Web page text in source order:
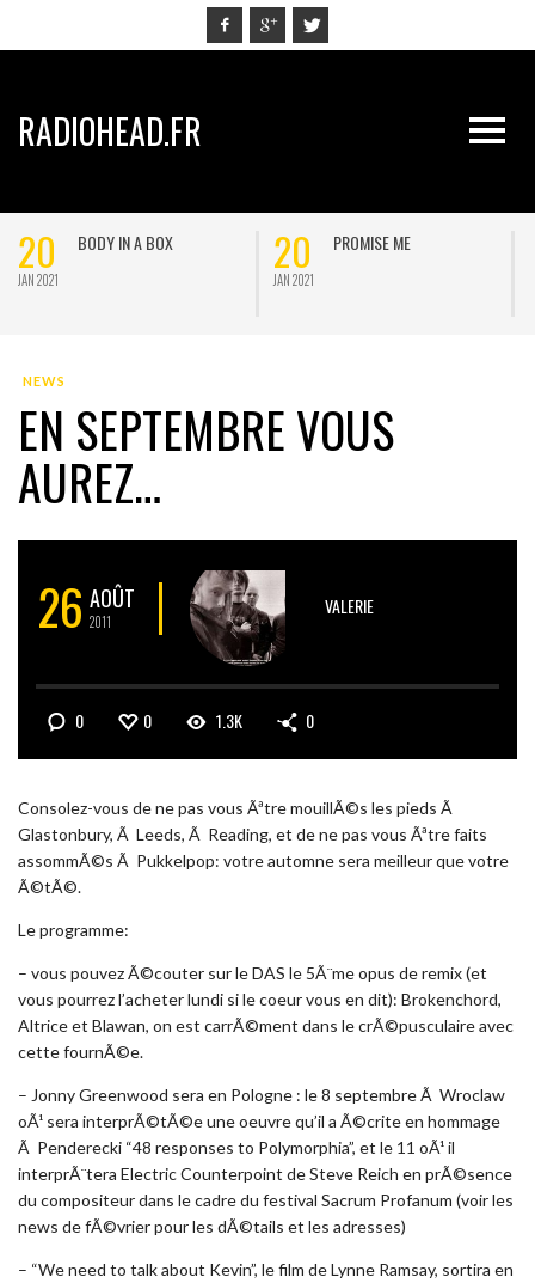
RADIOHEAD.FR
20
JAN 2021
BODY IN A BOX 20
JAN 2021
PROMISE ME
NEWS
EN SEPTEMBRE VOUS
AUREZ…
26 AOÛT
2011
VALERIE
0 0 1.3K 0
Consolez-vous de ne pas vous Ãªtre mouillÃ©s les pieds Ã
Glastonbury, Ã Leeds, Ã Reading, et de ne pas vous Ãªtre faits
assommÃ©s Ã Pukkelpop: votre automne sera meilleur que votre
Ã©tÃ©.
Le programme:
– vous pouvez Ã©couter sur le DAS le 5Ã¨me opus de remix (et
vous pourrez l’acheter lundi si le coeur vous en dit): Brokenchord,
Altrice et Blawan, on est carrÃ©ment dans le crÃ©pusculaire avec
cette fournÃ©e.
– Jonny Greenwood sera en Pologne : le 8 septembre Ã Wroclaw
oÃ¹ sera interprÃ©tÃ©e une oeuvre qu’il a Ã©crite en hommage
Ã Penderecki “48 responses to Polymorphia”, et le 11 oÃ¹ il
interprÃ¨tera Electric Counterpoint de Steve Reich en prÃ©sence
du compositeur dans le cadre du festival Sacrum Profanum (voir les
news de fÃ©vrier pour les dÃ©tails et les adresses)
– “We need to talk about Kevin”, le film de Lynne Ramsay, sortira en